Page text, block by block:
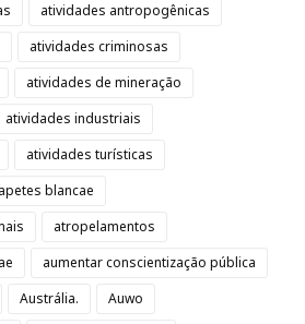
atividades antropogênicas
atividades criminosas
atividades de mineração
atividades industriais
atividades turísticas
blancae
atropelamentos
aumentar conscientização pública
Austrália.
Auwo